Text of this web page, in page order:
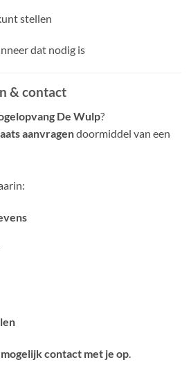
stellen
dat nodig is
& contact
De Wulp?
aanvragendoormiddel van een
contact met je op